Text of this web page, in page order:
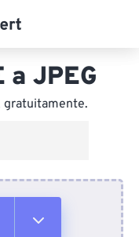
a JPEG
gratuitamente.